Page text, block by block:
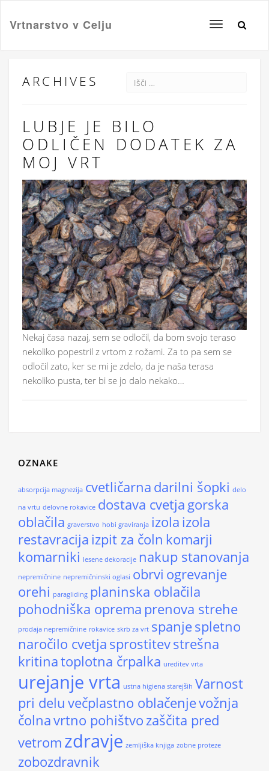
Toggle
Vrtnarstvo v Celju
ARCHIVES
LUBJE JE BILO
ODLIČEN DODATEK ZA
MOJ VRT
Nekaj časa nazaj, sem se odločil, da bom svojo teraso
nekoliko popestril z vrtom z rožami. Za to pa sem se
odločil zato, ker se mi je zdelo, da je naša terasa
nekoliko pusta, ter bi se jo dalo nekako…
OZNAKE
absorpcija magnezija cvetličarna darilni šopki delo
na vrtu delovne rokavice dostava cvetja gorska
oblačila graverstvo hobi graviranja izola izola
restavracija izpit za čoln komarji
komarniki lesene dekoracije nakup stanovanja
nepremičnine nepremičninski oglasi obrvi ogrevanje
orehi paragliding planinska oblačila
pohodniška oprema prenova strehe
prodaja nepremičnine rokavice skrb za vrt spanjespletno
naročilo cvetja sprostitevstrešna
kritinatoplotna črpalka ureditev vrta
urejanje vrta ustna higiena starejših Varnost
pri delu večplastno oblačenjevožnja
čolnavrtno pohištvo zaščita pred
vetrom zdravje zemljiška knjiga zobne proteze
zobozdravnik